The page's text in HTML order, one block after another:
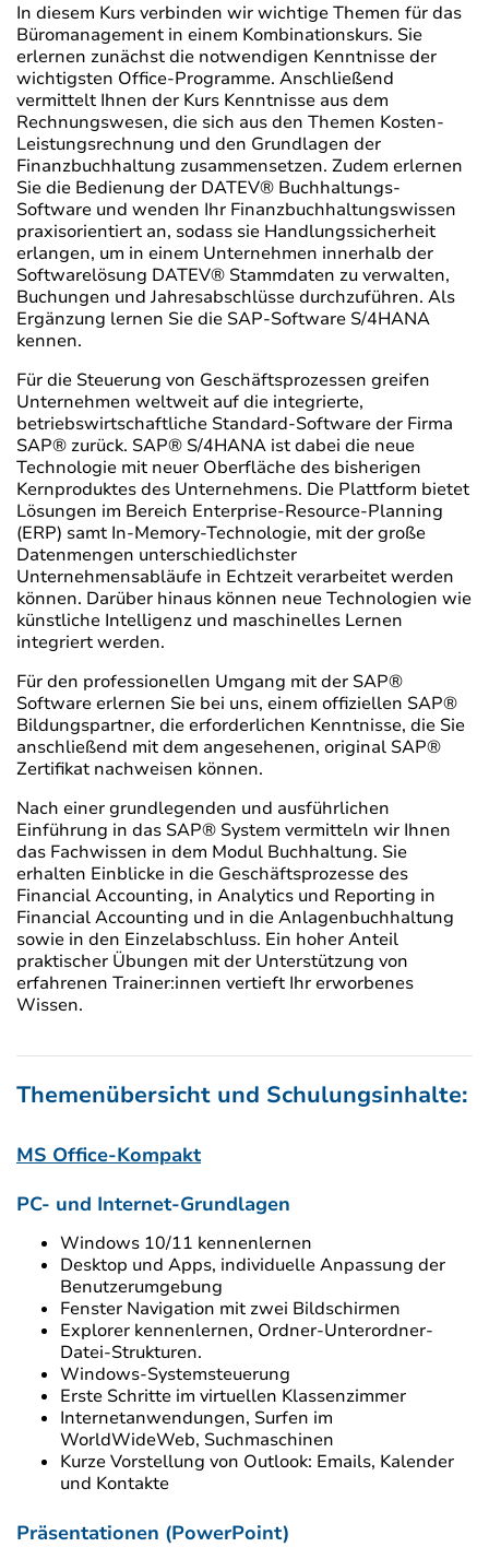
In diesem Kurs verbinden wir wichtige Themen für das
Büromanagement in einem Kombinationskurs. Sie
erlernen zunächst die notwendigen Kenntnisse der
wichtigsten Office-Programme. Anschließend
vermittelt Ihnen der Kurs Kenntnisse aus dem
Rechnungswesen, die sich aus den Themen Kosten-
Leistungsrechnung und den Grundlagen der
Finanzbuchhaltung zusammensetzen. Zudem erlernen
Sie die Bedienung der DATEV® Buchhaltungs-
Software und wenden Ihr Finanzbuchhaltungswissen
praxisorientiert an, sodass sie Handlungssicherheit
erlangen, um in einem Unternehmen innerhalb der
Softwarelösung DATEV® Stammdaten zu verwalten,
Buchungen und Jahresabschlüsse durchzuführen. Als
Ergänzung lernen Sie die SAP-Software S/4HANA
kennen.
Für die Steuerung von Geschäftsprozessen greifen
Unternehmen weltweit auf die integrierte,
betriebswirtschaftliche Standard-Software der Firma
SAP® zurück. SAP® S/4HANA ist dabei die neue
Technologie mit neuer Oberfläche des bisherigen
Kernproduktes des Unternehmens. Die Plattform bietet
Lösungen im Bereich Enterprise-Resource-Planning
(ERP) samt In-Memory-Technologie, mit der große
Datenmengen unterschiedlichster
Unternehmensabläufe in Echtzeit verarbeitet werden
können. Darüber hinaus können neue Technologien wie
künstliche Intelligenz und maschinelles Lernen
integriert werden.
Für den professionellen Umgang mit der SAP®
Software erlernen Sie bei uns, einem offiziellen SAP®
Bildungspartner, die erforderlichen Kenntnisse, die Sie
anschließend mit dem angesehenen, original SAP®
Zertifikat nachweisen können.
Nach einer grundlegenden und ausführlichen
Einführung in das SAP® System vermitteln wir Ihnen
das Fachwissen in dem Modul Buchhaltung. Sie
erhalten Einblicke in die Geschäftsprozesse des
Financial Accounting, in Analytics und Reporting in
Financial Accounting und in die Anlagenbuchhaltung
sowie in den Einzelabschluss. Ein hoher Anteil
praktischer Übungen mit der Unterstützung von
erfahrenen Trainer:innen vertieft Ihr erworbenes
Wissen.
Themenübersicht und Schulungsinhalte:
MS Office-Kompakt
PC- und Internet-Grundlagen
Windows 10/11 kennenlernen
Desktop und Apps, individuelle Anpassung der
Benutzerumgebung
Fenster Navigation mit zwei Bildschirmen
Explorer kennenlernen, Ordner-Unterordner-
Datei-Strukturen.
Windows-Systemsteuerung
Erste Schritte im virtuellen Klassenzimmer
Internetanwendungen, Surfen im
WorldWideWeb, Suchmaschinen
Kurze Vorstellung von Outlook: Emails, Kalender
und Kontakte
Präsentationen (PowerPoint)